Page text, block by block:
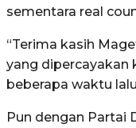
sementara real
“Terima kasih
yang dipercayakan
beberapa waktu
Pun dengan Partai